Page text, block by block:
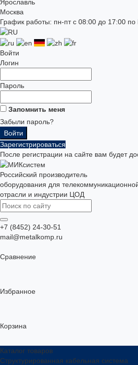
Ярославль
Москва
График работы: пн-пт с 08:00 до 17:00
Войти
Логин
Пароль
Запомнить меня
Забыли пароль?
Зарегистрироваться
После регистрации на сайте вам будет
Российский производитель
оборудования для
отрасли и индустрии ЦОД
+7 (8452) 24-30-51
mail@metalkomp.ru
Сравнение
Избранное
Корзина
Каталог товаров
Структурированная кабельная система